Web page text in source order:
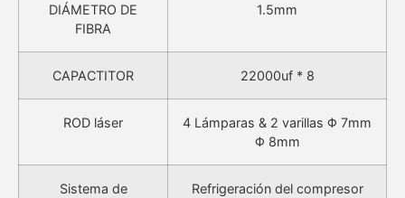
DIÁMETRO DE
FIBRA
1.5mm
CAPACTITOR 22000uf * 8
ROD láser
4 Lámparas & 2 varillas Φ 7mm
Φ 8mm
Sistema de
Refrigeración del compresor